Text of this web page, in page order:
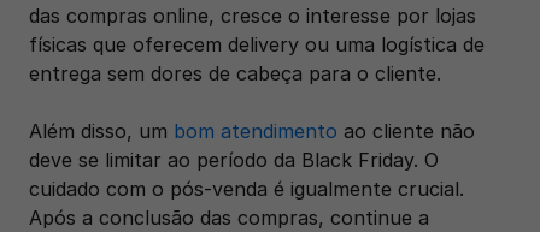
das compras online, cresce o interesse por lojas
físicas que oferecem delivery ou uma logística de
entrega sem dores de cabeça para o cliente.
Além disso, um bom atendimento ao cliente não
deve se limitar ao período da Black Friday. O
cuidado com o pós-venda é igualmente crucial.
Após a conclusão das compras, continue a